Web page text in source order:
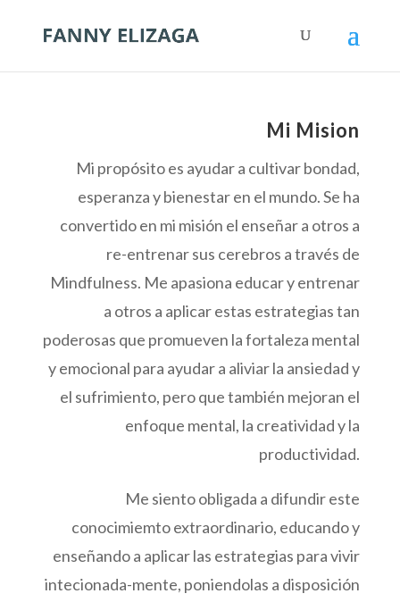
Mi Mision
Mi propósito es ayudar a cultivar bondad,
esperanza y bienestar en el mundo. Se ha
convertido en mi misión el enseñar a otros a
re-entrenar sus cerebros a través de
Mindfulness. Me apasiona educar y entrenar
a otros a aplicar estas estrategias tan
poderosas que promueven la fortaleza mental
y emocional para ayudar a aliviar la ansiedad y
el sufrimiento, pero que también mejoran el
enfoque mental, la creatividad y la
productividad.
Me siento obligada a difundir este
conocimiemto extraordinario, educando y
enseñando a aplicar las estrategias para vivir
intecionada-mente, poniendolas a disposición